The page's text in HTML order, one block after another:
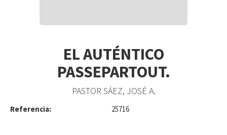
EL AUTÉNTICO
PASSEPARTOUT.
PASTOR SÁEZ, JOSÉ A.
Referencia: 25716